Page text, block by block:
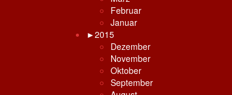
Februar
Januar
►2015
Dezember
November
Oktober
September